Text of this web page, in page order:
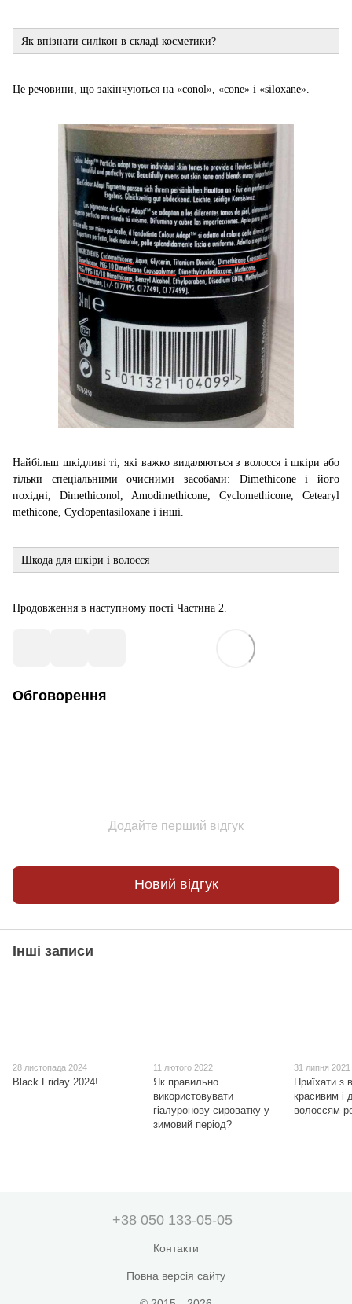
Як впізнати силікон в складі косметики?
Це речовини, що закінчуються на «conol», «cone» і «siloxane».
Найбільш шкідливі ті, які важко видаляються з волосся і шкіри або
тільки спеціальними очисними засобами: Dimethicone і його
похідні, Dimethiconol, Amodimethicone, Cyclomethicone, Cetearyl
methicone, Cyclopentasiloxane і інші.
Шкода для шкіри і волосся
Продовження в наступному пості Частина 2.
Обговорення
Додайте перший відгук
Новий відгук
Інші записи
28 листопада 2024
Black Friday 2024!
11 лютого 2022
Як правильно
використовувати
гіалуронову сироватку у
зимовий період?
31 липня 2021
Приїхати з
красивим і
волоссям
+38 050 133-05-05
Контакти
Повна версія сайту